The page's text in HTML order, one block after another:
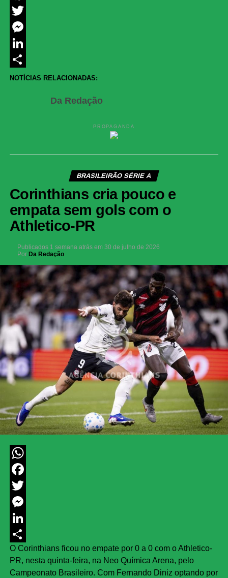
Facebook
Twitter
Messenger
LinkedIn
Share
NOTÍCIAS RELACIONADAS:
Da Redação
PROPAGANDA
BRASILEIRÃO SÉRIE A
Corinthians cria pouco e
empata sem gols com o
Athletico-PR
Publicados 1 semana atrás em 30 de julho de 2026
Por Da Redação
WhatsApp
Facebook
Twitter
Messenger
LinkedIn
Share
O Corinthians ficou no empate por 0 a 0 com o Athletico-
PR, nesta quinta-feira, na Neo Química Arena, pelo
Campeonato Brasileiro. Com Fernando Diniz optando por